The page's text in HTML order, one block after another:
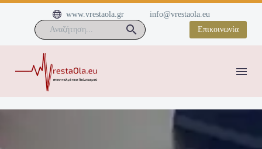

 www.vrestaola.gr
info@vrestaola.eu
Επικοινωνία